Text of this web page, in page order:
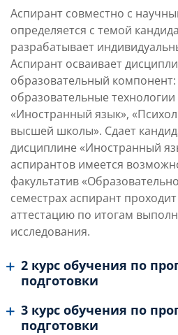
Аспирант совместно с
определяется с темой
разрабатывает
Аспирант осваивает
образовательный
образовательные
«Иностранный язык»,
высшей школы». Сдает
дисциплине «Иностранный
аспирантов имеется
факультатив
семестрах аспирант
аттестацию по итогам
исследования.
2 курс обучения по
подготовки
3 курс обучения по
подготовки